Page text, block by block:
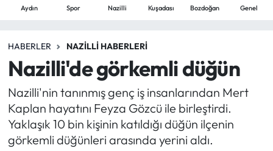
Aydın Spor Nazilli Kuşadası Bozdoğan Genel
HABERLER NAZILLI HABERLERI
Nazilli'de görkemli düğün
Nazilli'nin tanınmış genç iş insanlarından Mert
Kaplan hayatını Feyza Gözcü ile birleştirdi.
Yaklaşık 10 bin kişinin katıldığı düğün ilçenin
görkemli düğünleri arasında yerini aldı.
EĞİTİM
GÜNCEL
GÜNDEM
Süper Lig Puan Durumu ve Fikstür
Tüm Manşetler
Son Dakika Haberleri
Haber Arşivi